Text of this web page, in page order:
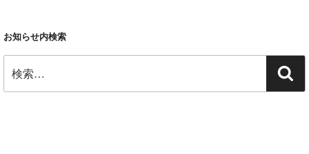
お知らせ内検索
索